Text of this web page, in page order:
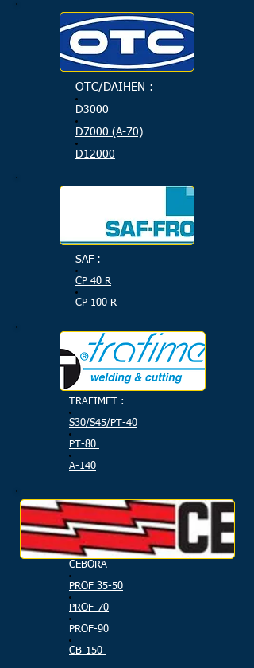
OTC/DAIHEN :
D3000
D7000 (A-70)
D12000
SAF :
CP 40 R
CP 100 R
TRAFIMET :
S30/S45/PT-40
PT-80
A-140
CEBORA
PROF 35-50
PROF-70
PROF-90
CB-150